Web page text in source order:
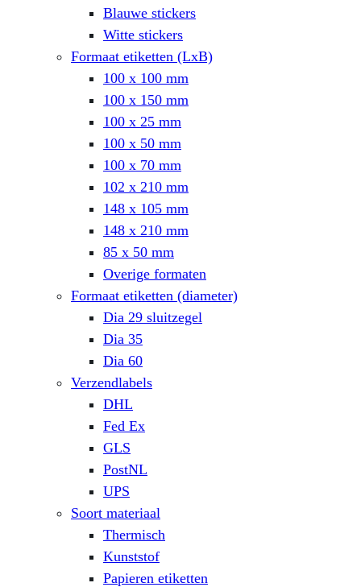
Blauwe stickers
Witte stickers
Formaat etiketten (LxB)
100 x 100 mm
100 x 150 mm
100 x 25 mm
100 x 50 mm
100 x 70 mm
102 x 210 mm
148 x 105 mm
148 x 210 mm
85 x 50 mm
Overige formaten
Formaat etiketten (diameter)
Dia 29 sluitzegel
Dia 35
Dia 60
Verzendlabels
DHL
Fed Ex
GLS
PostNL
UPS
Soort materiaal
Thermisch
Kunststof
Papieren etiketten